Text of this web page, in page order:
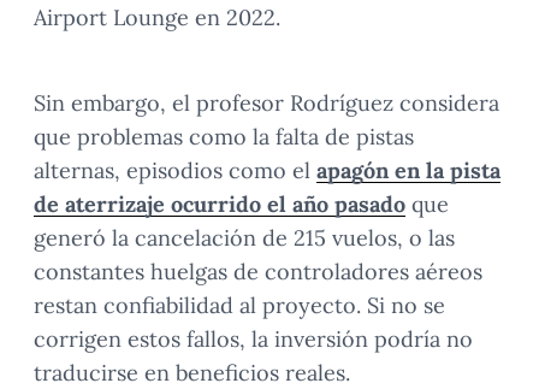
Airport Lounge en 2022.
Sin embargo, el profesor Rodríguez considera
que problemas como la falta de pistas
alternas, episodios como el apagón en la pista
de aterrizaje ocurrido el año pasado que
generó la cancelación de 215 vuelos, o las
constantes huelgas de controladores aéreos
restan confiabilidad al proyecto. Si no se
corrigen estos fallos, la inversión podría no
traducirse en beneficios reales.